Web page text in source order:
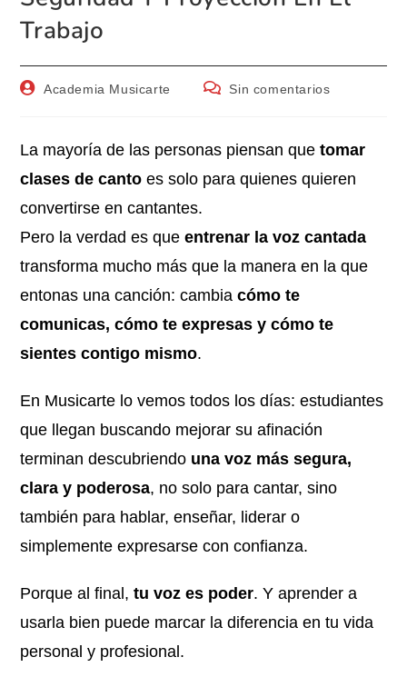
Trabajo
Academia Musicarte Sin comentarios
La mayoría de las personas piensan quetomar
clases de canto es solo para quienes quieren
convertirse en cantantes.
Pero la verdad es queentrenar la voz cantada
transforma mucho más que la manera en la que
entonas una canción: cambiacómo te
comunicas, cómo te expresas y cómo te
sientes contigo mismo.
En Musicarte lo vemos todos los días: estudiantes
que llegan buscando mejorar su afinación
terminan descubriendo una voz más segura,
clara y poderosa, no solo para cantar, sino
también para hablar, enseñar, liderar o
simplemente expresarse con confianza.
Porque al final,tu voz es poder. Y aprender a
usarla bien puede marcar la diferencia en tu vida
personal y profesional.